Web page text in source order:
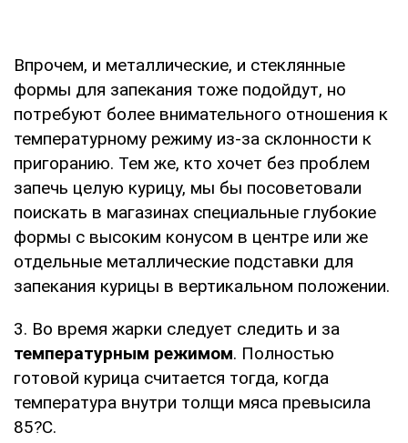
Впрочем, и металлические, и стеклянные
формы для запекания тоже подойдут, но
потребуют более внимательного отношения к
температурному режиму из-за склонности к
пригоранию. Тем же, кто хочет без проблем
запечь целую курицу, мы бы посоветовали
поискать в магазинах специальные глубокие
формы с высоким конусом в центре или же
отдельные металлические подставки для
запекания курицы в вертикальном положении.
3. Во время жарки следует следить и за
температурным режимом. Полностью
готовой курица считается тогда, когда
температура внутри толщи мяса превысила
85?С.